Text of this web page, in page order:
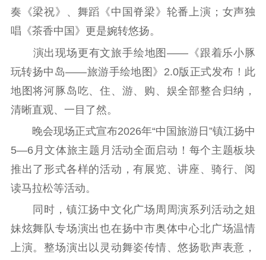
社会宣传
思想政治教育 爱国主义教育
红色资源保护利
用
新闻出版
扫黄打非
电影工作
电影创作
机关党建
党建要闻 学习在线
奏《梁祝》、舞蹈《中国脊梁》轮番上演；女声独
唱《茶香中国》更是婉转悠扬。
演出现场更有文旅手绘地图——《跟着乐小豚
玩转扬中岛——旅游手绘地图》2.0版正式发布！此
地图将河豚岛吃、住、游、购、娱全部整合归纳，
清晰直观、一目了然。
晚会现场正式宣布2026年“中国旅游日”镇江扬中
5—6月文体旅主题月活动全面启动！每个主题板块
推出了形式各样的活动，有展览、讲座、骑行、阅
读马拉松等活动。
同时，镇江扬中文化广场周周演系列活动之姐
妹炫舞队专场演出也在扬中市奥体中心北广场温情
上演。整场演出以灵动舞姿传情、悠扬歌声表意，